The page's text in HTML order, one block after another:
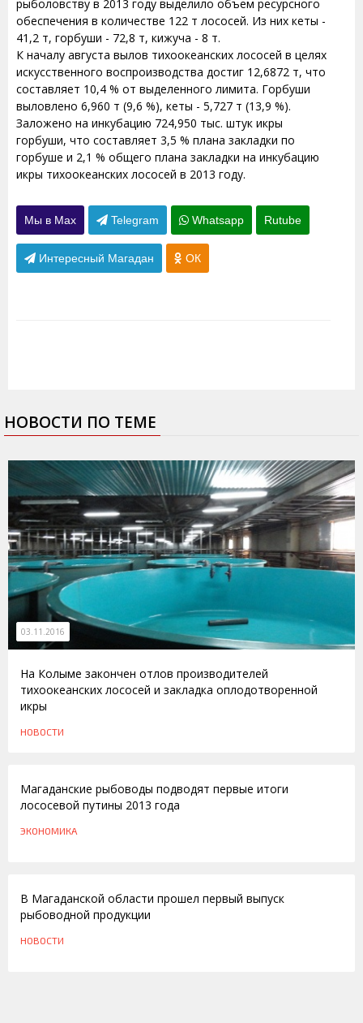
рыболовству в 2013 году выделило объем ресурсного
обеспечения в количестве 122 т лососей. Из них кеты -
41,2 т, горбуши - 72,8 т, кижуча - 8 т.
К началу августа вылов тихоокеанских лососей в целях
искусственного воспроизводства достиг 12,6872 т, что
составляет 10,4 % от выделенного лимита. Горбуши
выловлено 6,960 т (9,6 %), кеты - 5,727 т (13,9 %).
Заложено на инкубацию 724,950 тыс. штук икры
горбуши, что составляет 3,5 % плана закладки по
горбуше и 2,1 % общего плана закладки на инкубацию
икры тихоокеанских лососей в 2013 году.
Мы в Max Telegram Whatsapp Rutube
Интересный Магадан ОК
НОВОСТИ ПО ТЕМЕ
03.11.2016
На Колыме закончен отлов производителей
тихоокеанских лососей и закладка оплодотворенной
икры
НОВОСТИ
Магаданские рыбоводы подводят первые итоги
лососевой путины 2013 года
ЭКОНОМИКА
В Магаданской области прошел первый выпуск
рыбоводной продукции
НОВОСТИ